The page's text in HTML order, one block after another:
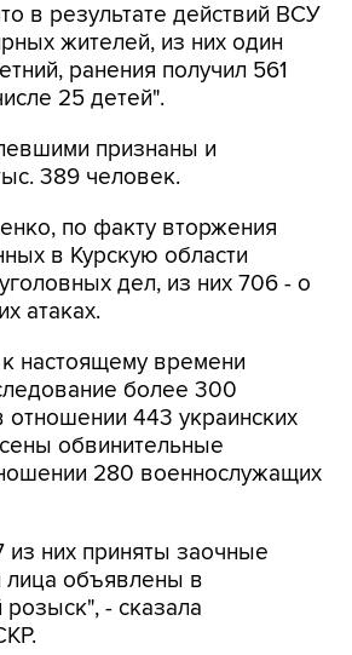
в результате действий ВСУ
жителей, из них один
ранения получил 561
25 детей".
признаны и
389 человек.
по факту вторжения
в Курскую области
дел, из них 706 - о
атаках.
настоящему времени
более 300
отношении 443 украинских
обвинительные
280 военнослужащих
них приняты заочные
лица объявлены в
- сказала